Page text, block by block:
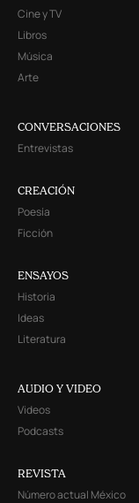
Cine y TV
Libros
Música
Arte
CONVERSACIONES
Entrevistas
CREACIÓN
Poesía
Ficción
ENSAYOS
Historia
Ideas
Literatura
AUDIO Y VIDEO
Videos
Podcasts
REVISTA
Número actual México